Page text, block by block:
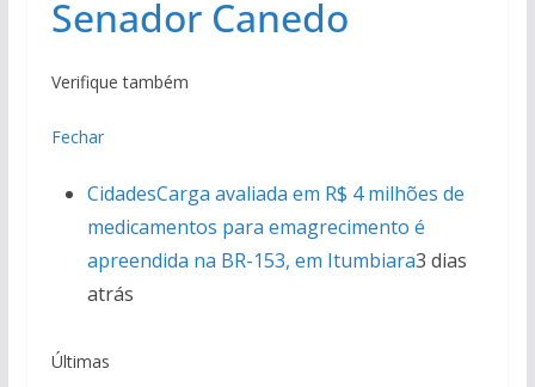
Senador Canedo
Verifique também
Fechar
CidadesCarga avaliada em R$ 4 milhões de
medicamentos para emagrecimento é
apreendida na BR-153, em Itumbiara3 dias
atrás
Últimas